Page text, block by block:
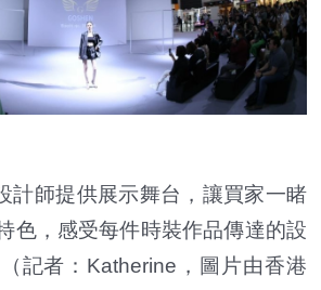
計師提供展示舞台，讓買家一睹
色，感受每件時裝作品傳達的設
記者：Katherine，圖片由香港